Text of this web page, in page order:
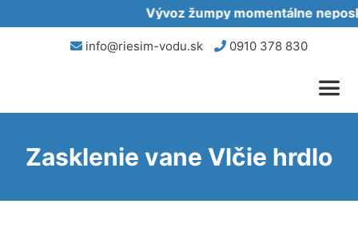
Vývoz žumpy momentálne
info@riesim-vodu.sk 0910 378 830
Zasklenie vane Vlčie hrdlo